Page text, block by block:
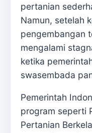
pertanian
Namun, setelah
pengembangan
mengalami
ketika
swasembada
Pemerintah
program seperti
Pertanian